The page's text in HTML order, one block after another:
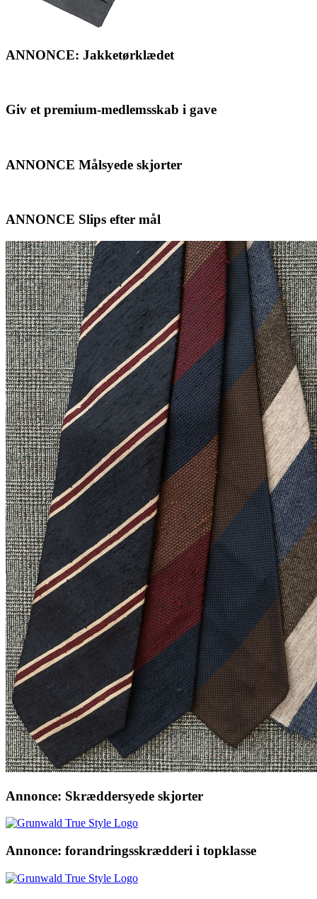
ANNONCE: Jakketørklædet
Giv et premium-medlemsskab i gave
ANNONCE Målsyede skjorter
ANNONCE Slips efter mål
Annonce: Skræddersyede skjorter
Annonce: forandringsskrædderi i topklasse